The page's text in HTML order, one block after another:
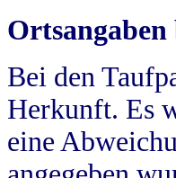
Ortsangaben
Bei den
Herkunft. Es
eine